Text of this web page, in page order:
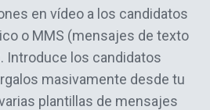
en vídeo a los candidatos
o MMS (mensajes de texto
Introduce los candidatos
masivamente desde tu
plantillas de mensajes